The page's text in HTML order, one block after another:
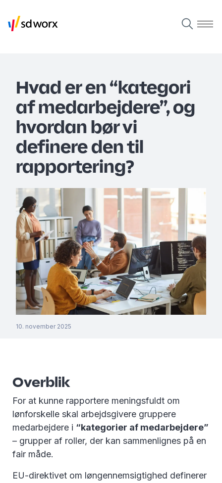
Hvad er en “kategori
af medarbejdere”, og
hvordan bør vi
definere den til
rapportering?
10. november 2025
Overblik
For at kunne rapportere meningsfuldt om
lønforskelle skal arbejdsgivere gruppere
medarbejdere i “kategorier af medarbejdere”
– grupper af roller, der kan sammenlignes på en
fair måde.
EU-direktivet om løngennemsigtighed definerer